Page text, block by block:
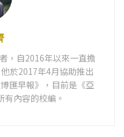
，自2016年以來一直擔
於2017年4月協助推出
匯早報》，目前是《亞
內容的校編。